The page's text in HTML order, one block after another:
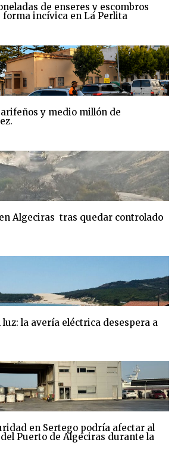
de enseres y escombros
forma incívica en La Perlita
y medio millón de
Algeciras tras quedar controlado
luz: la avería eléctrica desespera a
en Sertego podría afectar al
Puerto de Algeciras durante la